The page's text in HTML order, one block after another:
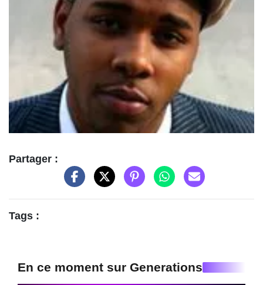
Partager :
Tags :
En ce moment sur Generations